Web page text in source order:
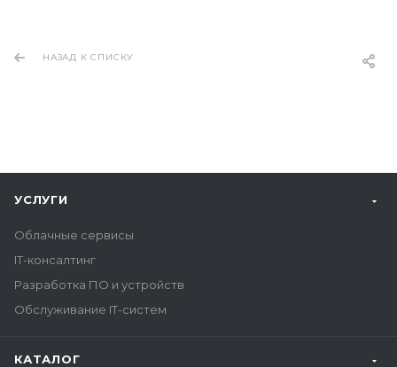
НАЗАД К СПИСКУ
УСЛУГИ
Облачные сервисы
IT-консалтинг
Разработка ПО и устройств
Обслуживание IT-систем
КАТАЛОГ